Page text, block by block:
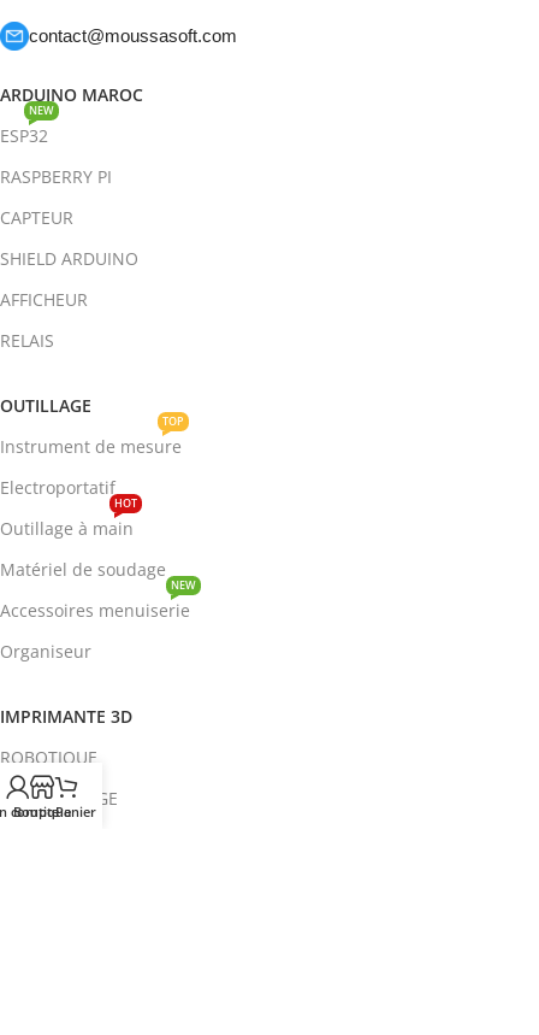
contact@moussasoft.com
ARDUINO MAROC
ESP32
NEW
RASPBERRY PI
CAPTEUR
SHIELD ARDUINO
AFFICHEUR
RELAIS
OUTILLAGE
Instrument de mesure
TOP
Electroportatif
Outillage à main
HOT
Matériel de soudage
Accessoires menuiserie
NEW
Organiseur
IMPRIMANTE 3D
ROBOTIQUE
PROTOTYPAGE
compte
BoutiquePanier